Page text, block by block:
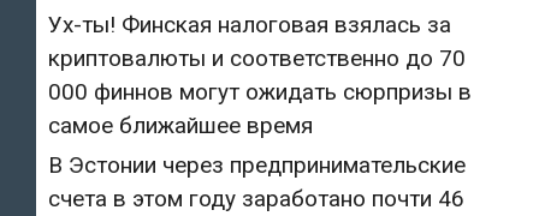
Ух-ты! Финская налоговая взялась за
криптовалюты и соответственно до 70
000 финнов могут ожидать сюрпризы в
самое ближайшее время
В Эстонии через предпринимательские
счета в этом году заработано почти 46